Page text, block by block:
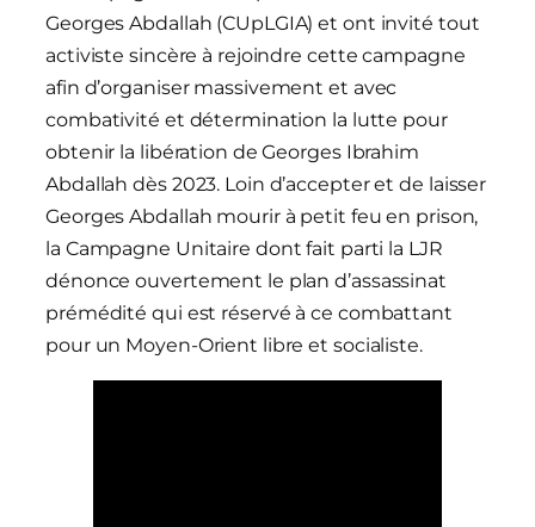
Georges Abdallah (CUpLGIA) et ont invité tout
activiste sincère à rejoindre cette campagne
afin d’organiser massivement et avec
combativité et détermination la lutte pour
obtenir la libération de Georges Ibrahim
Abdallah dès 2023. Loin d’accepter et de laisser
Georges Abdallah mourir à petit feu en prison,
la Campagne Unitaire dont fait parti la LJR
dénonce ouvertement le plan d’assassinat
prémédité qui est réservé à ce combattant
pour un Moyen-Orient libre et socialiste.